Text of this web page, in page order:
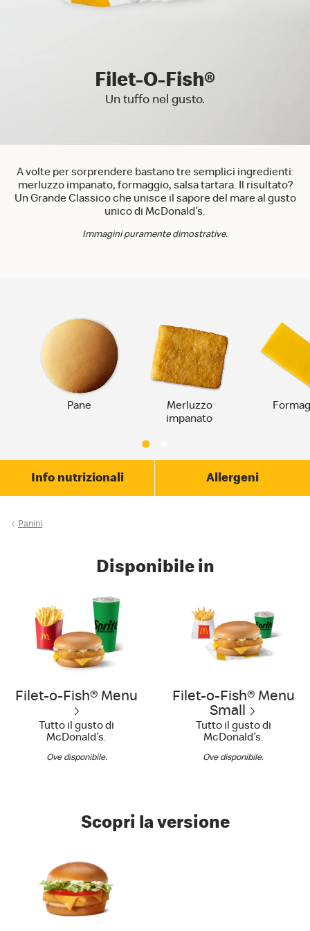
Filet-O-Fish®
Un tuffo nel gusto.
A volte per sorprendere bastano tre semplici ingredienti:
merluzzo impanato, formaggio, salsa tartara. Il risultato?
Un Grande Classico che unisce il sapore del mare al gusto
unico di McDonald’s.
Immagini puramente dimostrative.
Pane
Merluzzo
impanato
Info nutrizionali Allergeni
Panini
Disponibile in
Filet-o-Fish® Menu
Tutto il gusto di
McDonald’s.
Ove disponibile.
Filet-o-Fish® Menu
Small
Tutto il gusto di
McDonald’s.
Ove disponibile.
Scopri la versione